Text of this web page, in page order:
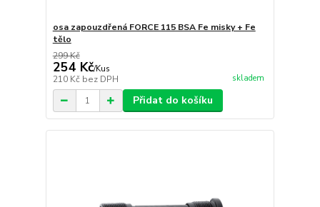
osa zapouzdřená FORCE 115 BSA Fe misky + Fe
tělo
299 Kč
254 Kč/Kus
210 Kč bez DPH skladem
Přidat do košíku